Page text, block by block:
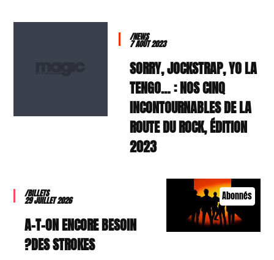
/NEWS
7 AOÛT 2023
SORRY, JOCKSTRAP, YO LA
TENGO… : NOS CINQ
INCONTOURNABLES DE LA
ROUTE DU ROCK, ÉDITION
2023
Abonnés
/BILLETS
29 JUILLET 2026
A-T-ON ENCORE BESOIN
DES STROKES?